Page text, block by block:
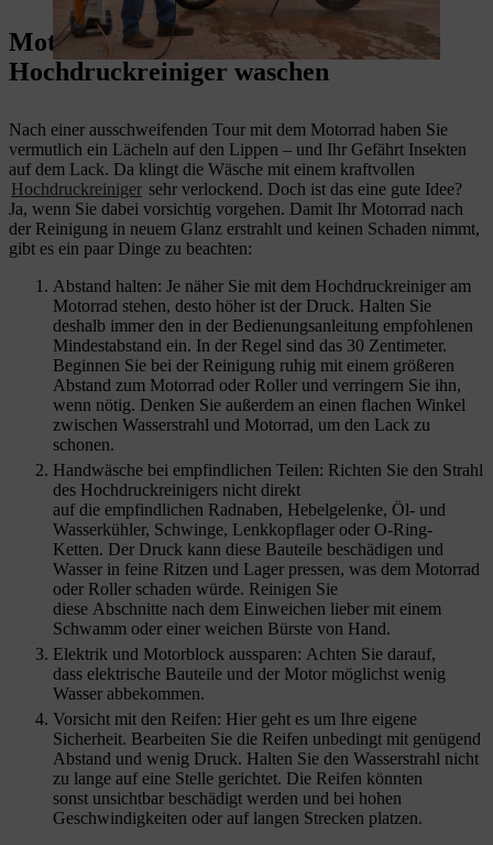
Motorrad und Roller mit dem
Hochdruckreiniger waschen
Nach einer ausschweifenden Tour mit dem Motorrad haben Sie
vermutlich ein Lächeln auf den Lippen – und Ihr Gefährt Insekten
auf dem Lack. Da klingt die Wäsche mit einem kraftvollen
Hochdruckreiniger sehr verlockend. Doch ist das eine gute Idee?
Ja, wenn Sie dabei vorsichtig vorgehen. Damit Ihr Motorrad nach
der Reinigung in neuem Glanz erstrahlt und keinen Schaden nimmt,
gibt es ein paar Dinge zu beachten:
Abstand halten: Je näher Sie mit dem Hochdruckreiniger am
Motorrad stehen, desto höher ist der Druck. Halten Sie
deshalb immer den in der Bedienungsanleitung empfohlenen
Mindestabstand ein. In der Regel sind das 30 Zentimeter.
Beginnen Sie bei der Reinigung ruhig mit einem größeren
Abstand zum Motorrad oder Roller und verringern Sie ihn,
wenn nötig. Denken Sie außerdem an einen flachen Winkel
zwischen Wasserstrahl und Motorrad, um den Lack zu
schonen.
Handwäsche bei empfindlichen Teilen: Richten Sie den Strahl
des Hochdruckreinigers nicht direkt
auf die empfindlichen Radnaben, Hebelgelenke, Öl- und
Wasserkühler, Schwinge, Lenkkopflager oder O-Ring-
Ketten. Der Druck kann diese Bauteile beschädigen und
Wasser in feine Ritzen und Lager pressen, was dem Motorrad
oder Roller schaden würde. Reinigen Sie
diese Abschnitte nach dem Einweichen lieber mit einem
Schwamm oder einer weichen Bürste von Hand.
Elektrik und Motorblock aussparen: Achten Sie darauf,
dass elektrische Bauteile und der Motor möglichst wenig
Wasser abbekommen.
Vorsicht mit den Reifen: Hier geht es um Ihre eigene
Sicherheit. Bearbeiten Sie die Reifen unbedingt mit genügend
Abstand und wenig Druck. Halten Sie den Wasserstrahl nicht
zu lange auf eine Stelle gerichtet. Die Reifen könnten
sonst unsichtbar beschädigt werden und bei hohen
Geschwindigkeiten oder auf langen Strecken platzen.